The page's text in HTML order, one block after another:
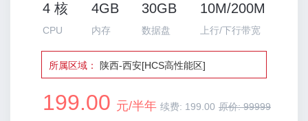
4 核
CPU
4GB
内存
30GB
数据盘
10M/200M
上行/下行带宽
所属区域： 陕西-西安[HCS高性能区]
199.00 元/半年 续费: 199.00 原价:99999